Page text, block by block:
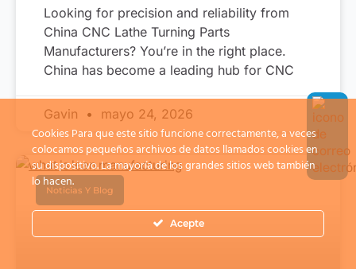
Looking for precision and reliability from
China CNC Lathe Turning Parts
Manufacturers? You’re in the right place.
China has become a leading hub for CNC
Gavin mayo 24, 2026
Noticias Y Blog
Cookies Para que este sitio funcione correctamente, a veces
colocamos pequeños archivos de datos llamados cookies en
su dispositivo. La mayoría de los grandes sitios web también
lo hacen.
Acepte